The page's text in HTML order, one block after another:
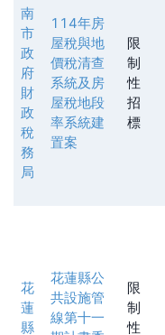
南
市
政
府
財
政
稅
務
局
114年房
屋稅與地
價稅清查
系統及房
屋稅地段
率系統建
置案
限
制
性
招
標
花
蓮
縣
花蓮縣公
共設施管
線第十一
限
制
性